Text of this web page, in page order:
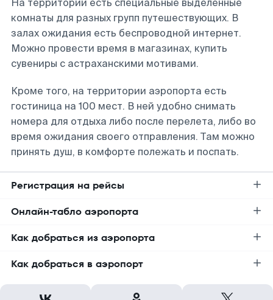
На территории есть специальные выделенные
комнаты для разных групп путешествующих. В
залах ожидания есть беспроводной интернет.
Можно провести время в магазинах, купить
сувениры с астраханскими мотивами.
Кроме того, на территории аэропорта есть
гостиница на 100 мест. В ней удобно снимать
номера для отдыха либо после перелета, либо во
время ожидания своего отправления. Там можно
принять душ, в комфорте полежать и поспать.
Регистрация на рейсы
Онлайн-табло аэропорта
Как добраться из аэропорта
Как добраться в аэропорт